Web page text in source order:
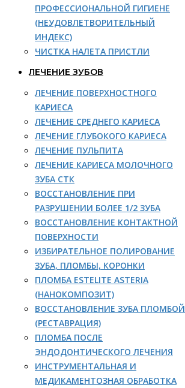
ПРОФЕССИОНАЛЬНОЙ ГИГИЕНЕ
(НЕУДОВЛЕТВОРИТЕЛЬНЫЙ
ИНДЕКС)
ЧИСТКА НАЛЕТА ПРИСТЛИ
ЛЕЧЕНИЕ ЗУБОВ
ЛЕЧЕНИЕ ПОВЕРХНОСТНОГО
КАРИЕСА
ЛЕЧЕНИЕ СРЕДНЕГО КАРИЕСА
ЛЕЧЕНИЕ ГЛУБОКОГО КАРИЕСА
ЛЕЧЕНИЕ ПУЛЬПИТА
ЛЕЧЕНИЕ КАРИЕСА МОЛОЧНОГО
ЗУБА СТК
ВОССТАНОВЛЕНИЕ ПРИ
РАЗРУШЕНИИ БОЛЕЕ 1/2 ЗУБА
ВОССТАНОВЛЕНИЕ КОНТАКТНОЙ
ПОВЕРХНОСТИ
ИЗБИРАТЕЛЬНОЕ ПОЛИРОВАНИЕ
ЗУБА, ПЛОМБЫ, КОРОНКИ
ПЛОМБА ESTELITE ASTERIA
(НАНОКОМПОЗИТ)
ВОССТАНОВЛЕНИЕ ЗУБА ПЛОМБОЙ
(РЕСТАВРАЦИЯ)
ПЛОМБА ПОСЛЕ
ЭНДОДОНТИЧЕСКОГО ЛЕЧЕНИЯ
ИНСТРУМЕНТАЛЬНАЯ И
МЕДИКАМЕНТОЗНАЯ ОБРАБОТКА